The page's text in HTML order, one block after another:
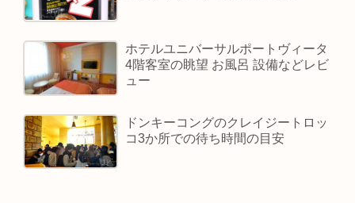
ホテルユニバーサルポートヴィータ
4階客室の眺望 お風呂 設備などレビ
ュー
ドンキーコングのクレイジートロッ
コ3か所での待ち時間の目安